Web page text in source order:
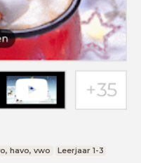
havo, vwo Leerjaar 1-3